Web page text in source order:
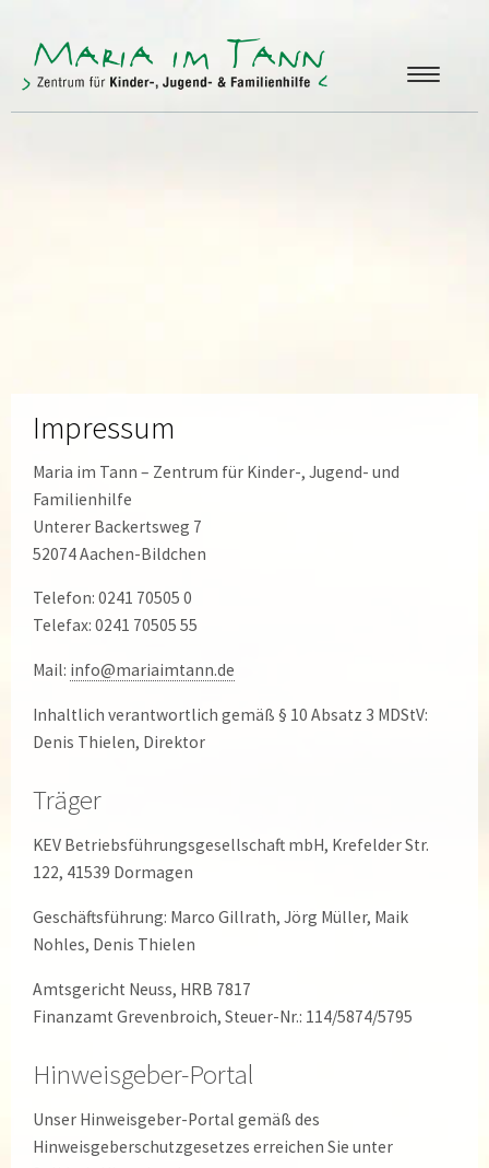
Impressum
Maria im Tann – Zentrum für Kinder-, Jugend- und
Familienhilfe
Unterer Backertsweg 7
52074 Aachen-Bildchen
Telefon: 0241 70505 0
Telefax: 0241 70505 55
Mail: info@mariaimtann.de
Inhaltlich verantwortlich gemäß § 10 Absatz 3 MDStV:
Denis Thielen, Direktor
Träger
KEV Betriebsführungsgesellschaft mbH, Krefelder Str.
122, 41539 Dormagen
Geschäftsführung: Marco Gillrath, Jörg Müller, Maik
Nohles, Denis Thielen
Amtsgericht Neuss, HRB 7817
Finanzamt Grevenbroich, Steuer-Nr.: 114/5874/5795
Hinweisgeber-Portal
Unser Hinweisgeber-Portal gemäß des
Hinweisgeberschutzgesetzes erreichen Sie unter